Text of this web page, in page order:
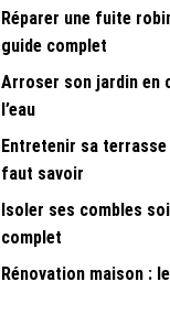
Réparer une fuite
guide complet
Arroser son jardin en
l’eau
Entretenir sa terrasse
faut savoir
Isoler ses combles
complet
Rénovation maison :